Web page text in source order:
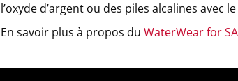
l’oxyde d’argent ou des piles alcalines avec
En savoir plus à propos du WaterWear for